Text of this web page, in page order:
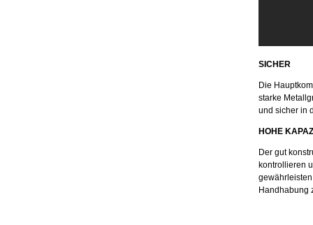
SICHER
Die
starke
und sicher in
HOHE
Der gut
kontrollieren
Handhabung